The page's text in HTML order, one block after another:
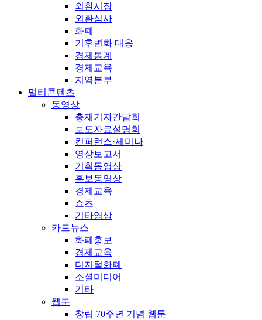
외환시장
외환심사
화폐
기후변화 대응
경제통계
경제교육
지역본부
멀티콘텐츠
동영상
총재기자간담회
보도자료설명회
컨퍼런스·세미나
영상보고서
기획동영상
홍보동영상
경제교육
쇼츠
기타영상
카드뉴스
화폐홍보
경제교육
디지털화폐
소셜미디어
기타
웹툰
창립 70주년 기념 웹툰